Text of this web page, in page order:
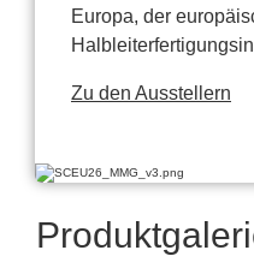
Europa, der
Zu den Ausstellern